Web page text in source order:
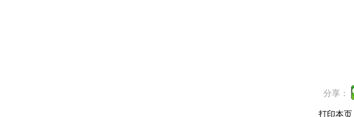
分享：
打印本页